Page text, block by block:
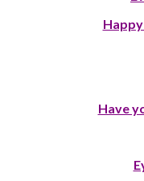
Have